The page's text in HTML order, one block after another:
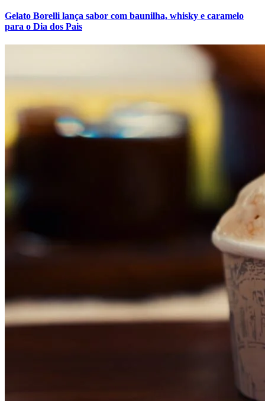
Atlético-MG
Gelato Borelli lança sabor com baunilha, whisky e caramelo
para o Dia dos Pais